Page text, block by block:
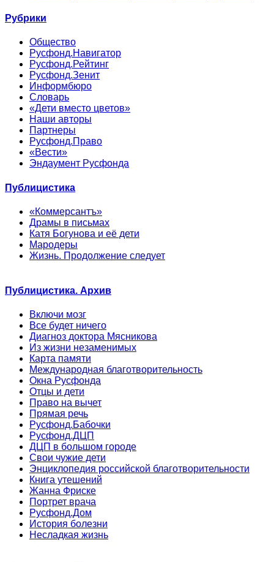
Рубрики
Общество
Русфонд.Навигатор
Русфонд.Рейтинг
Русфонд.Зенит
Информбюро
Словарь
«Дети вместо цветов»
Наши авторы
Партнеры
Русфонд.Право
«Вести»
Эндаумент Русфонда
Публицистика
«Коммерсантъ»
Драмы в письмах
Катя Богунова и её дети
Мародеры
Жизнь. Продолжение следует
Публицистика. Архив
Включи мозг
Все будет ничего
Диагноз доктора Мясникова
Из жизни незаменимых
Карта памяти
Международная благотворительность
Окна Русфонда
Отцы и дети
Право на вычет
Прямая речь
Русфонд.Бабочки
Русфонд.ДЦП
ДЦП в большом городе
Свои чужие дети
Энциклопедия российской благотворительности
Книга утешений
Жанна Фриске
Портрет врача
Русфонд.Дом
История болезни
Несладкая жизнь